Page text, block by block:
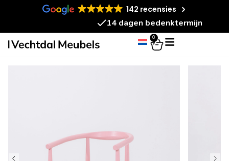
142 recensies
14 dagen bedenktermijn
0